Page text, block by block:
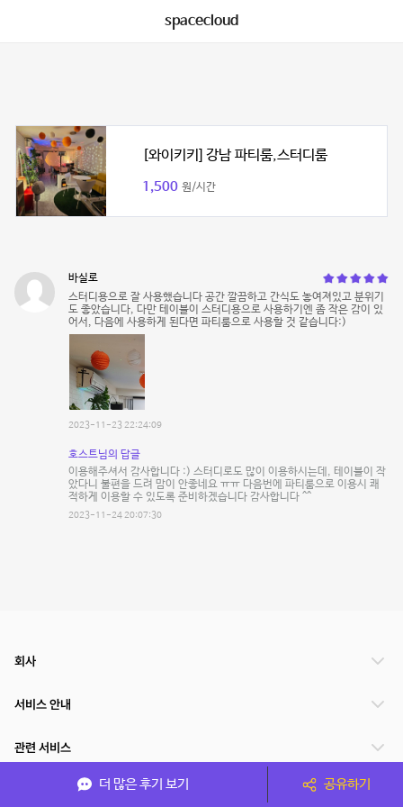
spacecloud
[와이키키] 강남 파티룸,스터디룸
1,500 원/시간
바실로
스터디용으로 잘 사용했습니다 공간 깔끔하고 간식도 놓여져있고 분위기
도 좋았습니다, 다만 테이블이 스터디용으로 사용하기엔 좀 작은 감이 있
어서, 다음에 사용하게 된다면 파티룸으로 사용할 것 같습니다:)
2023-11-23 22:24:09
호스트님의 답글
이용해주셔서 감사합니다 :) 스터디로도 많이 이용하시는데, 테이블이 작
았다니 불편을 드려 맘이 안좋네요 ㅠㅠ 다음번에 파티룸으로 이용시 쾌
적하게 이용할 수 있도록 준비하겠습니다 감사합니다 ^^
2023-11-24 20:07:30
더 많은 후기 보기 공유하기
회사
서비스 안내
관련 서비스